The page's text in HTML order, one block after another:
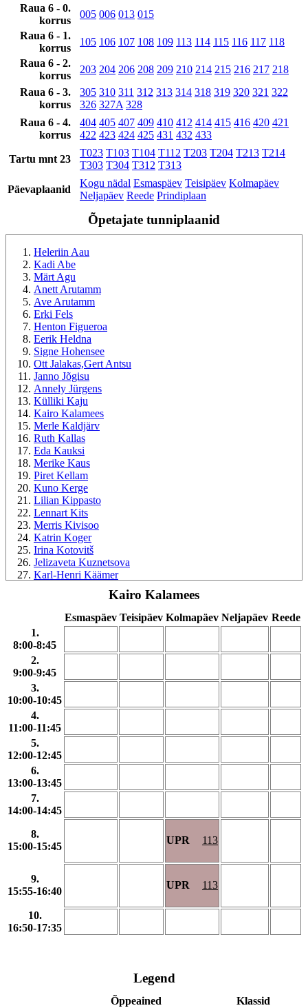
Raua 6 - 0.
korrus
005 006 013 015
Raua 6 - 1.
korrus
105 106 107 108 109 113 114 115 116 117 118
Raua 6 - 2.
korrus
203 204 206 208 209 210 214 215 216 217 218
Raua 6 - 3.
korrus
305 310 311 312 313 314 318 319 320 321 322
326 327A 328
Raua 6 - 4.
korrus
404 405 407 409 410 412 414 415 416 420 421
422 423 424 425 431 432 433
Tartu mnt 23
T023 T103 T104 T112 T203 T204 T213 T214
T303 T304 T312 T313
Päevaplaanid
Kogu nädal Esmaspäev Teisipäev Kolmapäev
Neljapäev Reede Prindiplaan
Õpetajate tunniplaanid
Heleriin Aau
Kadi Abe
Märt Agu
Anett Arutamm
Ave Arutamm
Erki Fels
Henton Figueroa
Eerik Heldna
Signe Hohensee
Ott Jalakas,Gert Antsu
Janno Jõgisu
Annely Jürgens
Külliki Kaju
Kairo Kalamees
Merle Kaldjärv
Ruth Kallas
Eda Kauksi
Merike Kaus
Piret Kellam
Kuno Kerge
Lilian Kippasto
Lennart Kits
Merris Kivisoo
Katrin Koger
Irina Kotovitš
Jelizaveta Kuznetsova
Karl-Henri Käämer
Kristi Leibur
Merje Liivat
Liina Liivsoo
Triin Lingiene
Margo Loor
Siim Luha
Karin Luuk
Anne-Ly Lään
Nele Maipuu
Polina Martila
Tiina Meeri
Marju Meremäe
Riina Mereväli-Vingertšuk
Kadri Mägi
Tuuli Mällo
Kaja Männik
Helina Nael
Liudmyla Nychyporuk
Rubén Ontoria-González
Riina Otsus
Valvo Paat
Ingrid Paggi
Ene Palo
Maire Parts
Maarika Paun
Tiina Peepson
Marelin Peetris
Kairo Kalamees
Esmaspäev Teisipäev Kolmapäev Neljapäev Reede
1.
8:00-8:45
2.
9:00-9:45
3.
10:00-10:45
4.
11:00-11:45
5.
12:00-12:45
6.
13:00-13:45
7.
14:00-14:45
8.
15:00-15:45
UPR 113
9.
15:55-16:40
UPR 113
10.
16:50-17:35
Legend
Õppeained
Klassid